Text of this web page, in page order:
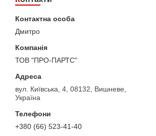
Дмитро
ТОВ "ПРО-ПАРТС"
вул. Київська, 4, 08132, Вишневе,
Україна
+380 (66) 523-41-40